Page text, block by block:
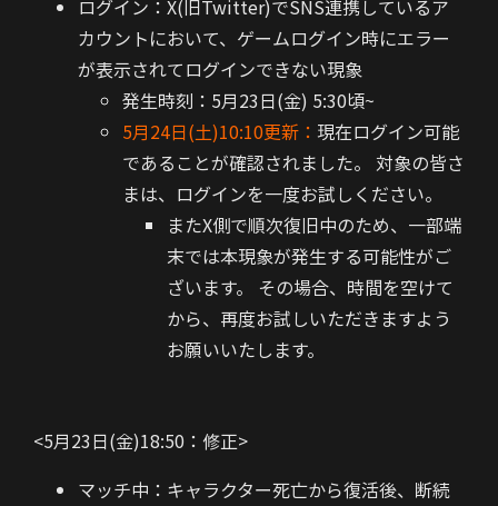
ログイン：X(旧Twitter)でSNS連携しているア
カウントにおいて、ゲームログイン時にエラー
が表示されてログインできない現象
発生時刻：5月23日(金) 5:30頃~
5月24日(土)10:10更新： 現在ログイン可能
であることが確認されました。 対象の皆さ
まは、ログインを一度お試しください。
またX側で順次復旧中のため、一部端
末では本現象が発生する可能性がご
ざいます。 その場合、時間を空けて
から、再度お試しいただきますよう
お願いいたします。
<5月23日(金)18:50：修正>
マッチ中：キャラクター死亡から復活後、断続